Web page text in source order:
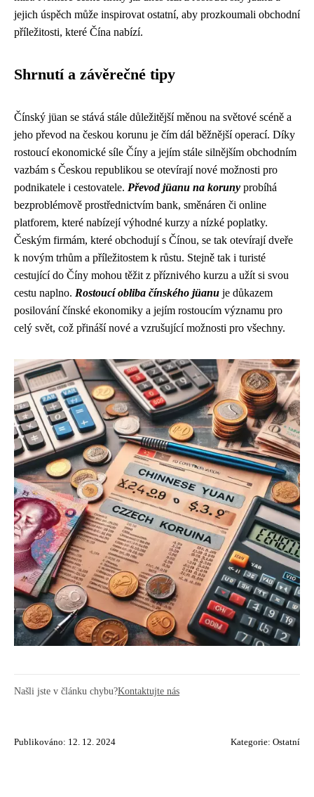
jejich úspěch může inspirovat ostatní, aby prozkoumali obchodní
příležitosti, které Čína nabízí.
Shrnutí a závěrečné tipy
Čínský jüan se stává stále důležitější měnou na světové scéně a
jeho převod na českou korunu je čím dál běžnější operací. Díky
rostoucí ekonomické síle Číny a jejím stále silnějším obchodním
vazbám s Českou republikou se otevírají nové možnosti pro
podnikatele i cestovatele. Převod jüanu na koruny probíhá
bezproblémově prostřednictvím bank, směnáren či online
platforem, které nabízejí výhodné kurzy a nízké poplatky.
Českým firmám, které obchodují s Čínou, se tak otevírají dveře
k novým trhům a příležitostem k růstu. Stejně tak i turisté
cestující do Číny mohou těžit z příznivého kurzu a užít si svou
cestu naplno. Rostoucí obliba čínského jüanu je důkazem
posilování čínské ekonomiky a jejím rostoucím významu pro
celý svět, což přináší nové a vzrušující možnosti pro všechny.
Našli jste v článku chybu?Kontaktujte nás
Publikováno: 12. 12. 2024 Kategorie: Ostatní